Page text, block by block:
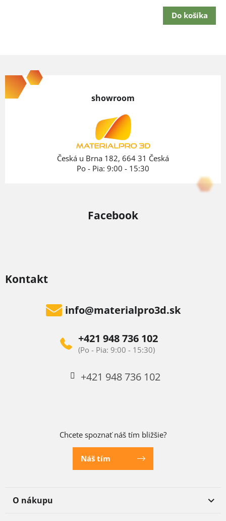
Do košíka
á
p
Kontakt
info@materialpro3d.sk
+421 948 736 102
+421 948 736 102
Chcete spoznať náš tím bližšie?
Náš tím
O nákupu
showroom
Česká u Brna 182, 664 31 Česká
Po - Pia: 9:00 - 15:30
Facebook